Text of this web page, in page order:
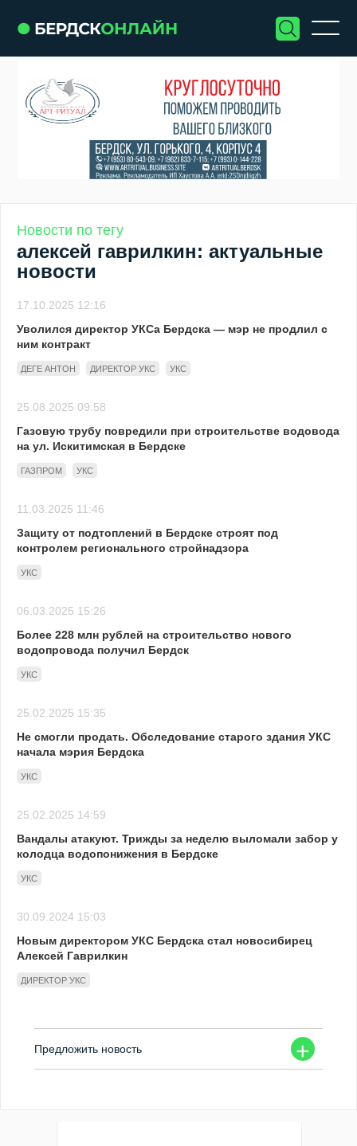
Новости по тегу
алексей гаврилкин: актуальные
новости
17.10.2025 12:16
Уволился директор УКСа Бердска — мэр не продлил с
ним контракт
ДЕГЕ АНТОН ДИРЕКТОР УКС УКС
25.08.2025 09:58
Газовую трубу повредили при строительстве водовода
на ул. Искитимская в Бердске
ГАЗПРОМ УКС
11.03.2025 11:46
Защиту от подтоплений в Бердске строят под
контролем регионального стройнадзора
УКС
06.03.2025 15:26
Более 228 млн рублей на строительство нового
водопровода получил Бердск
УКС
25.02.2025 15:35
Не смогли продать. Обследование старого здания УКС
начала мэрия Бердска
УКС
25.02.2025 14:59
Вандалы атакуют. Трижды за неделю выломали забор у
колодца водопонижения в Бердске
УКС
30.09.2024 15:03
Новым директором УКС Бердска стал новосибирец
Алексей Гаврилкин
ДИРЕКТОР УКС
+
Предложить новость